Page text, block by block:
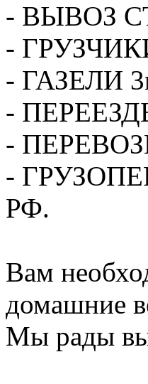
- ВЫВОЗ
-
- ГАЗЕЛИ
-
-
-
РФ.
Вам
домашние
Мы рады